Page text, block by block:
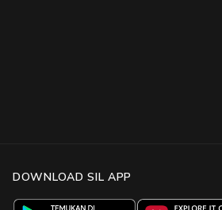
DOWNLOAD SIL APP